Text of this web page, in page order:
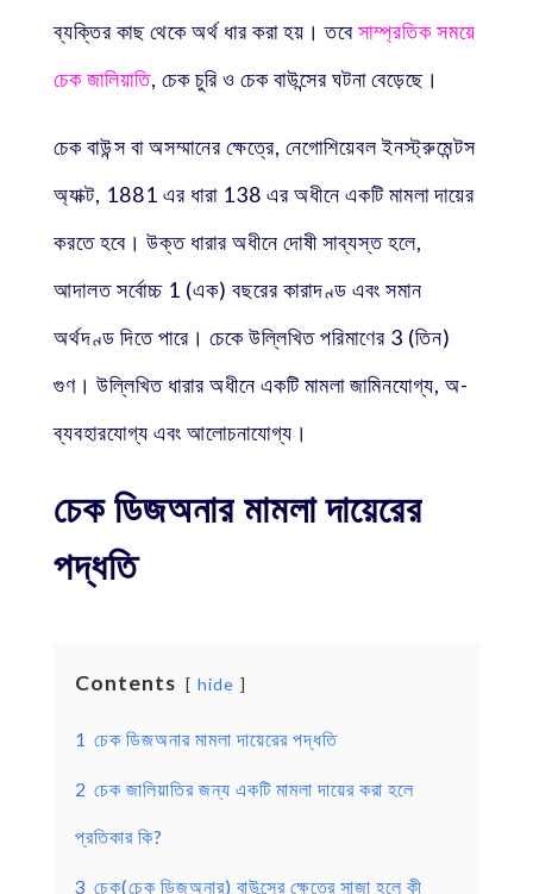
ব্যক্তির কাছ থেকে অর্থ ধার করা হয়। তবেসাম্প্রতিক সময়ে
চেক জালিয়াতি, চেক চুরি ও চেক বাউন্সের ঘটনা বেড়েছে।
চেক বাউন্স বা অসম্মানের ক্ষেত্রে, নেগোশিয়েবল ইনস্ট্রুমেন্টস
অ্যাক্ট, 1881 এর ধারা 138 এর অধীনে একটি মামলা দায়ের
করতে হবে। উক্ত ধারার অধীনে দোষী সাব্যস্ত হলে,
আদালত সর্বোচ্চ 1 (এক) বছরের কারাদণ্ড এবং সমান
অর্থদণ্ড দিতে পারে। চেকে উল্লিখিত পরিমাণের 3 (তিন)
গুণ। উল্লিখিত ধারার অধীনে একটি মামলা জামিনযোগ্য, অ-
ব্যবহারযোগ্য এবং আলোচনাযোগ্য।
চেক ডিজঅনার মামলা দায়েরের
পদ্ধতি
Contents hide
1 চেক ডিজঅনার মামলা দায়েরের পদ্ধতি
2 চেক জালিয়াতির জন্য একটি মামলা দায়ের করা হলে
প্রতিকার কি?
3 চেক(চেক ডিজঅনার) বাউন্সের ক্ষেত্রে সাজা হলে কী